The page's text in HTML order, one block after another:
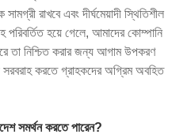
রাখবে এবং দীর্ঘমেয়াদী স্থিতিশীল
পরিবর্তিত হয়ে গেলে, আমাদের কোম্পানি
তা নিশ্চিত করার জন্য আগাম উপকরণ
করতে গ্রাহকদের অগ্রিম অবহিত
সমর্থন করতে পারেন?